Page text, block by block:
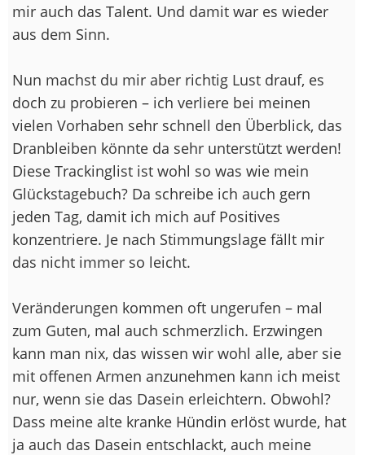
mir auch das Talent. Und damit war es wieder
aus dem Sinn.
Nun machst du mir aber richtig Lust drauf, es
doch zu probieren – ich verliere bei meinen
vielen Vorhaben sehr schnell den Überblick, das
Dranbleiben könnte da sehr unterstützt werden!
Diese Trackinglist ist wohl so was wie mein
Glückstagebuch? Da schreibe ich auch gern
jeden Tag, damit ich mich auf Positives
konzentriere. Je nach Stimmungslage fällt mir
das nicht immer so leicht.
Veränderungen kommen oft ungerufen – mal
zum Guten, mal auch schmerzlich. Erzwingen
kann man nix, das wissen wir wohl alle, aber sie
mit offenen Armen anzunehmen kann ich meist
nur, wenn sie das Dasein erleichtern. Obwohl?
Dass meine alte kranke Hündin erlöst wurde, hat
ja auch das Dasein entschlackt, auch meine